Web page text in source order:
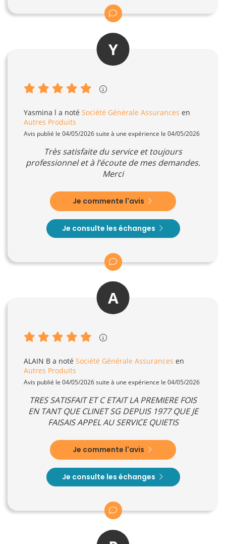
Y
Yasmina l a noté Société Générale Assurances en
Autres Produits
Avis publié le 04/05/2026 suite à une expérience le 04/05/2026
Très satisfaite du service et toujours
professionnel et à l’écoute de mes demandes.
Merci
Je commente l'avis
Je consulte les échanges
A
ALAIN B a noté Société Générale Assurances en
Autres Produits
Avis publié le 04/05/2026 suite à une expérience le 04/05/2026
TRES SATISFAIT ET C ETAIT LA PREMIERE FOIS
EN TANT QUE CLINET SG DEPUIS 1977 QUE JE
FAISAIS APPEL AU SERVICE QUIETIS
Je commente l'avis
Je consulte les échanges